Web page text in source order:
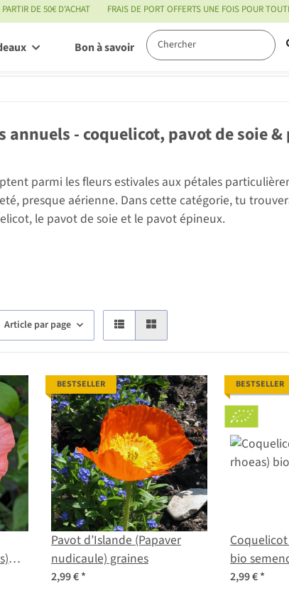
DE 50€ D'ACHAT FRAIS DE PORT OFFERTS UNE FOIS POUR
Bon à savoir Service
annuels - coquelicot, pavot de soie
parmi les fleurs estivales aux pétales
presque aérienne. Dans cette catégorie, tu
le pavot de soie et le pavot épineux.
Article par page
BESTSELLER
Pavot d’Islande (Papaver
nudicaule) graines
2,99 €*
BESTSELLER
bio
2,99 €*